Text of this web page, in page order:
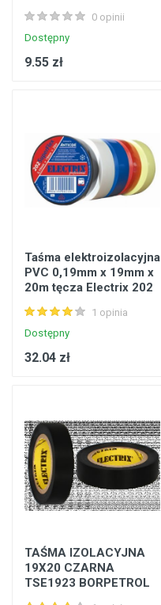
0 opinii
Dostępny
9.55 zł
Taśma elektroizolacyjna
PVC 0,19mm x 19mm x
20m tęcza Electrix 202
1 opinia
Dostępny
32.04 zł
TAŚMA IZOLACYJNA
19X20 CZARNA
TSE1923 BORPETROL